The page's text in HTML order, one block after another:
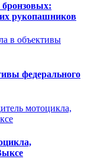
бронзовых:
рукопашников
федерального